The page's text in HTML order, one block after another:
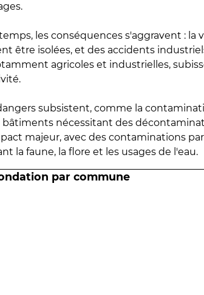
les conséquences s'aggravent : la
être isolées, et des accidents
agricoles et industrielles,
subsistent, comme la
nécessitant des
majeur, avec des contaminations
la faune, la flore et les usages de l'eau.
par commune